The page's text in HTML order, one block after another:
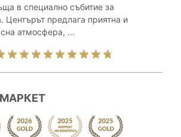
в специално събитие за
Центърът предлага приятна и
атмосфера, ...